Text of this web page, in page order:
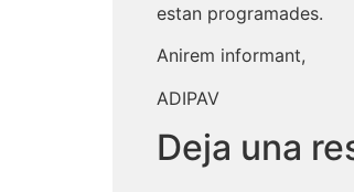
estan programades.
Anirem informant,
ADIPAV
Deja una